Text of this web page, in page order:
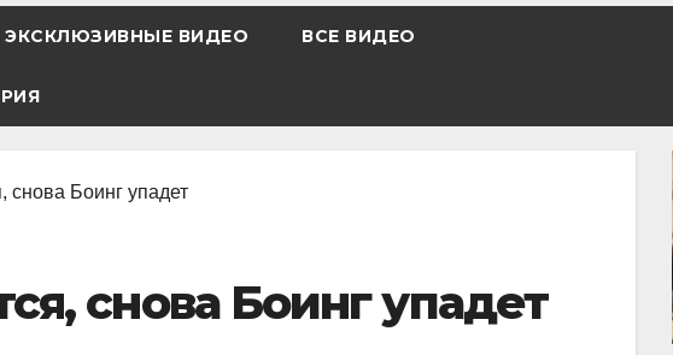
ЭКСКЛЮЗИВНЫЕ ВИДЕО ВСЕ ВИДЕО
снова Боинг упадет
снова Боинг упадет